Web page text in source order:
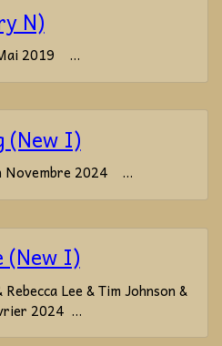
N)
2019 ...
(New I)
Novembre 2024 ...
(New I)
Lee & Tim Johnson &
2024 ...